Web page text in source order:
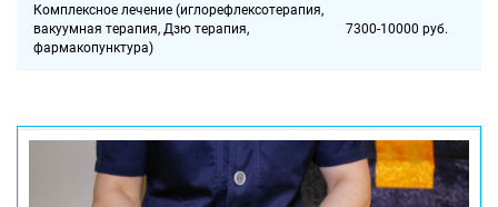
Комплексное лечение (иглорефлексотерапия,
вакуумная терапия, Дзю терапия,
фармакопунктура)
7300-10000 руб.